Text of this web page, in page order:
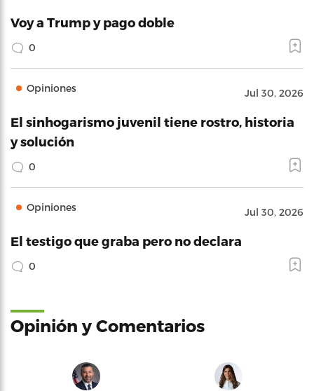
Voy a Trump y pago doble
0
Opiniones Jul 30, 2026
El sinhogarismo juvenil tiene rostro, historia
y solución
0
Opiniones Jul 30, 2026
El testigo que graba pero no declara
0
Opinión y Comentarios